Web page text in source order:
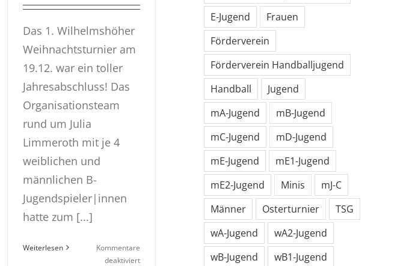
Das 1. Wilhelmshöher
Weihnachtsturnier am
19.12. war ein toller
Jahresabschluss! Das
Organisationsteam
rund um Julia
Limmeroth mit je 4
weiblichen und
männlichen B-
Jugendspieler|innen
hatte zum [...]
Weiterlesen
Kommentare
deaktiviertfür
E-Jugend
Frauen
Förderverein
Förderverein Handballjugend
Handball
Jugend
mA-Jugend
mB-Jugend
mC-Jugend
mD-Jugend
mE-Jugend
mE1-Jugend
mE2-Jugend
Minis
mJ-C
Männer
Osterturnier
TSG
wA-Jugend
wA2-Jugend
wB-Jugend
wB1-Jugend